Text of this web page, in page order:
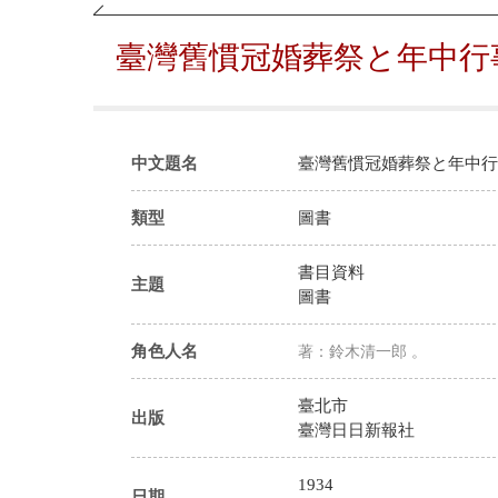
臺灣舊慣冠婚葬祭と年中行
中文題名 臺灣舊慣冠婚葬祭と年中
類型 圖書
主題
書目資料
圖書
角色人名 著：鈴木清一郎 。
出版
臺北市
臺灣日日新報社
1934